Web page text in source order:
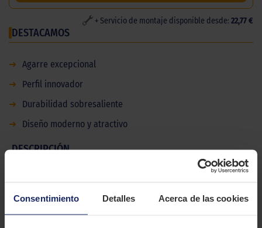
Consentimiento Detalles Acerca de las cookies
+ Servicio de montaje disponible desde: 22,77 €
DESTACAMOS
➜ Agarre excepcional
➜
Perfil innovador
➜
Durabilidad sobresaliente
➜
Diseño moderno y atractivo
DESCRIPCIÓN